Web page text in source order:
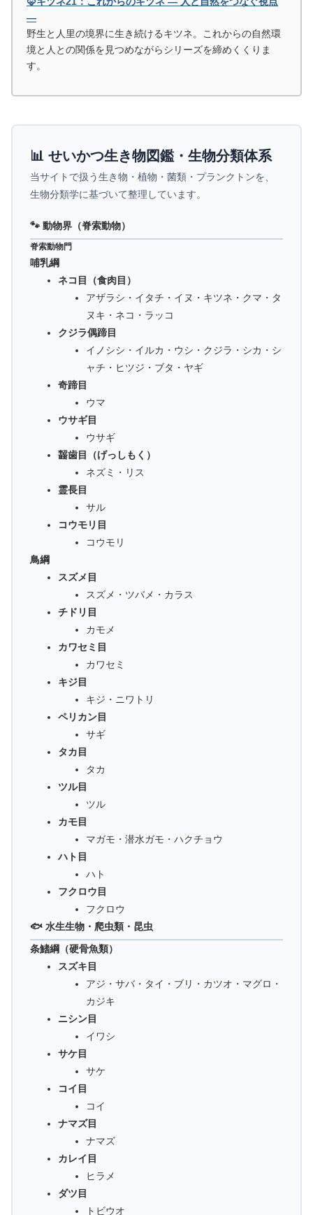
―
野生と人里の境界に生き続けるキツネ。これからの自然環
境と人との関係を見つめながらシリーズを締めくくりま
す。
📊 せいかつ生き物図鑑・生物分類体系
当サイトで扱う生き物・植物・菌類・プランクトンを、
生物分類学に基づいて整理しています。
🐾 動物界（脊索動物）
脊索動物門
哺乳綱
ネコ目（食肉目）
アザラシ・イタチ・イヌ・キツネ・クマ・タ
ヌキ・ネコ・ラッコ
クジラ偶蹄目
イノシシ・イルカ・ウシ・クジラ・シカ・シ
ャチ・ヒツジ・ブタ・ヤギ
奇蹄目
ウマ
ウサギ目
ウサギ
齧歯目（げっしもく）
ネズミ・リス
霊長目
サル
コウモリ目
コウモリ
鳥綱
スズメ目
スズメ・ツバメ・カラス
チドリ目
カモメ
カワセミ目
カワセミ
キジ目
キジ・ニワトリ
ペリカン目
サギ
タカ目
タカ
ツル目
ツル
カモ目
マガモ・潜水ガモ・ハクチョウ
ハト目
ハト
フクロウ目
フクロウ
🐟 水生生物・爬虫類・昆虫
条鰭綱（硬骨魚類）
スズキ目
アジ・サバ・タイ・ブリ・カツオ・マグロ・
カジキ
ニシン目
イワシ
サケ目
サケ
コイ目
コイ
ナマズ目
ナマズ
カレイ目
ヒラメ
ダツ目
トビウオ